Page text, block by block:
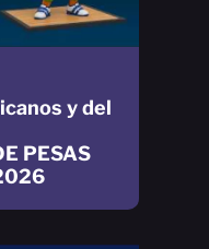
y del
PESAS